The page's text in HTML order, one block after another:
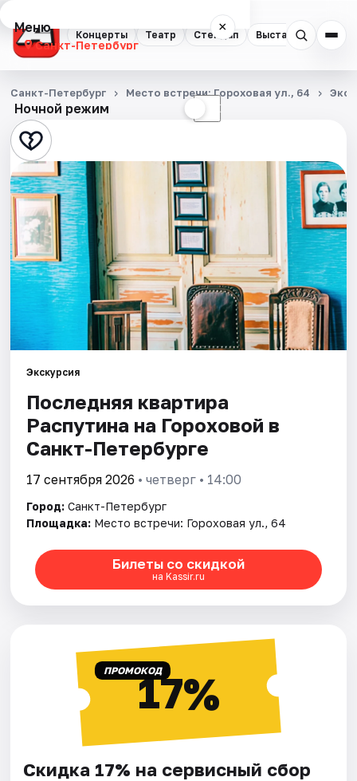
Концерты Театр Стендап Выставки
Меню ×
Санкт-Петербург
Концерты
Театр
Стендап
Выставки
Квесты
Экскурсии
Спорт
События
Города
Площадки
Артисты
Рейтинги
Ночной режим ☾
Санкт-Петербург Место встречи: Гороховая ул., 64
Экскурсия
Последняя квартира
Распутина на Гороховой в
Санкт-Петербурге
17 сентября 2026 • четверг • 14:00
Город: Санкт-Петербург
Площадка: Место встречи: Гороховая ул., 64
Билеты со скидкой
на Kassir.ru
ПРОМОКОД17%
Скидка 17% на сервисный сбор